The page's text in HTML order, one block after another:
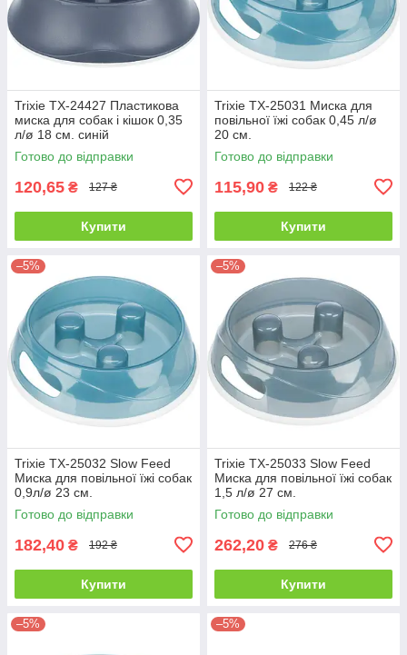
Trixie TX-24427 Пластикова
миска для собак і кішок 0,35
л/ø 18 см. синій
Готово до відправки
120,65 ₴ 127 ₴
Купити
Trixie TX-25031 Миска для
повільної їжі собак 0,45 л/ø
20 см.
Готово до відправки
115,90 ₴ 122 ₴
Купити
–5%
Trixie TX-25032 Slow Feed
Миска для повільної їжі собак
0,9л/ø 23 см.
Готово до відправки
182,40 ₴ 192 ₴
Купити
–5%
Trixie TX-25033 Slow Feed
Миска для повільної їжі собак
1,5 л/ø 27 см.
Готово до відправки
262,20 ₴ 276 ₴
Купити
–5% –5%